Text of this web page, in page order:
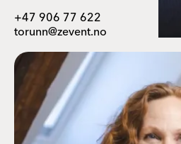
+47 906 77 622
torunn@zevent.no